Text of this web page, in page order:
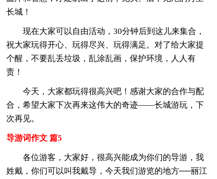
长城！
现在大家可以自由活动，30分钟后到这儿来集合，
祝大家玩得开心、玩得尽兴、玩得满足。对了给大家提
个醒，不要乱丢垃圾，乱涂乱画，保护环境，人人有
责！
今天，大家都玩得很高兴吧！感谢大家的合作与配
合，希望大家下次再来这伟大的奇迹——长城游玩，下
次再见。
导游词作文 篇5
各位游客，大家好，很高兴能成为你们的导游，我
姓戴，你们可以叫我戴导，今天我们游览的地方──丽江